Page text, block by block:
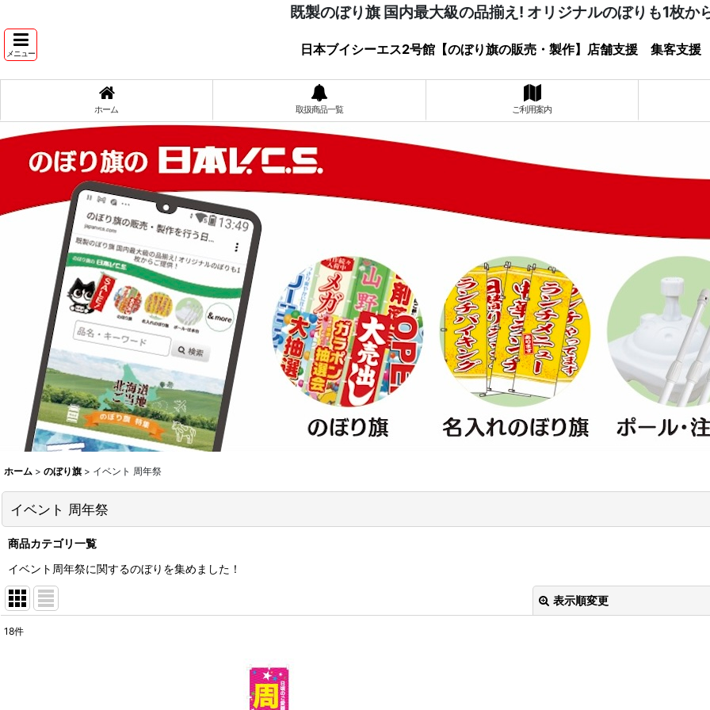
既製のぼり旗 国内最大級の品揃え! オリジナルのぼりも1枚か
メニュー 日本ブイシーエス2号館【のぼり旗の販売・製作】店舗支援 集客支
ホーム 取扱商品一覧 ご利用案内
ホーム > のぼり旗 > イベント 周年祭
イベント 周年祭
商品カテゴリ一覧
イベント周年祭に関するのぼりを集めました！
表示順変更
18件